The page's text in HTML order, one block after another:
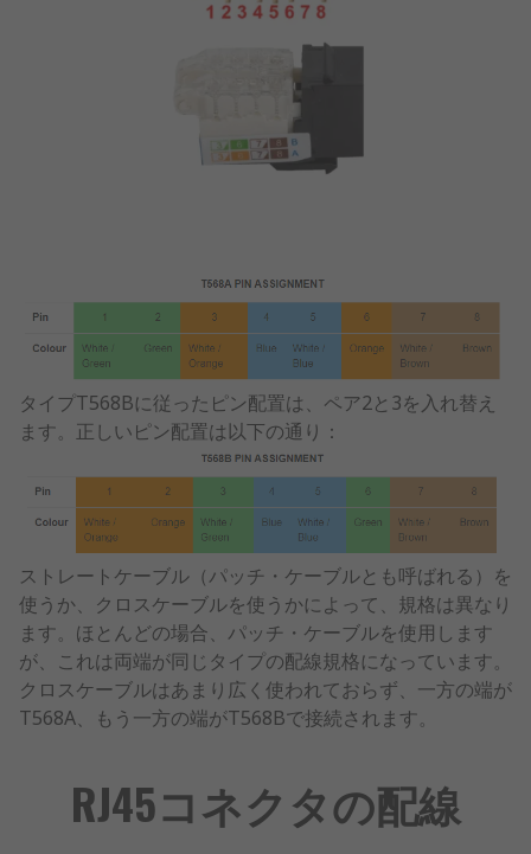
タイプT568Bに従ったピン配置は、ペア2と3を入れ替え
ます。正しいピン配置は以下の通り：
ストレートケーブル（パッチ・ケーブルとも呼ばれる）を
使うか、クロスケーブルを使うかによって、規格は異なり
ます。ほとんどの場合、パッチ・ケーブルを使用します
が、これは両端が同じタイプの配線規格になっています。
クロスケーブルはあまり広く使われておらず、一方の端が
T568A、もう一方の端がT568Bで接続されます。
RJ45コネクタの配線